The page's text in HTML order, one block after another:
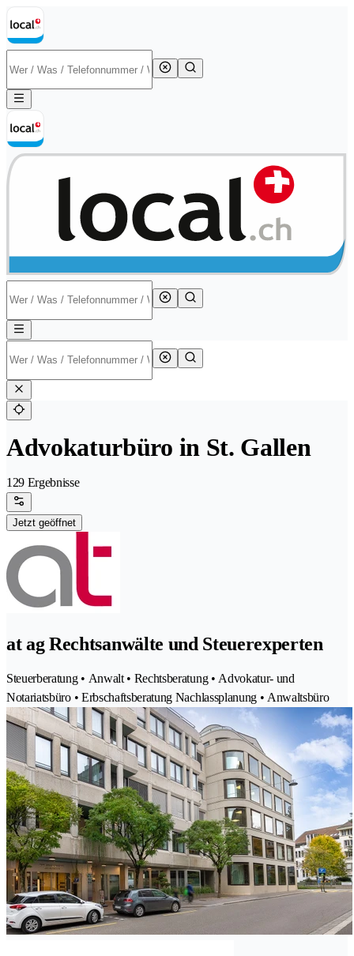
Advokaturbüro in St. Gallen
129 Ergebnisse
Jetzt geöffnet
at ag Rechtsanwälte und Steuerexperten
Steuerberatung • Anwalt • Rechtsberatung • Advokatur- und
Notariatsbüro • Erbschaftsberatung Nachlassplanung • Anwaltsbüro